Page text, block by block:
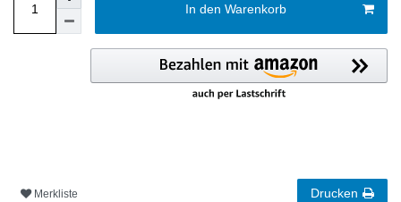
In den Warenkorb
Merkliste Drucken